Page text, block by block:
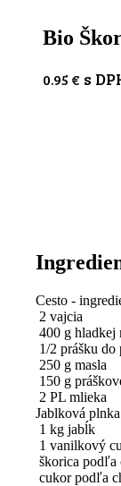
Bio
0.95 € s
Cesto -
2 vajcia
400 g hladkej
1/2 prášku do
250 g masla
150 g
2 PL mlieka
Jablková
1 kg jabĺk
1 vanilkový
škorica podľa
cukor podľa